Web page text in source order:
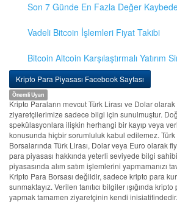
Son 7 Günde En Fazla Değer
Vadeli Bitcoin İşlemleri Fiyat Takibi
Bitcoin Altcoin Karşılaştırmalı Yatırım
Kripto Para Piyasası Facebook Sayfası
Önemli Uyarı
Kripto Paraların mevcut Türk Lirası ve Dolar olarak
ziyaretçilerimize sadece bilgi için sunulmuştur.
spekülasyonlara ilişkin herhangi bir kayıp veya
konusunda hiçbir sorumluluk kabul edilemez. Türk
Borsalarında Türk Lirası, Dolar veya Euro olarak
para piyasası hakkında yeterli seviyede bilgi
piyasasında alım satım işlemlerini yapmamanızı
Kripto Para Borsası değildir, sadece kripto para
sunmaktayız. Verilen tanıtıcı bilgiler ışığında
yapmak tamamen ziyaretçinin kendi